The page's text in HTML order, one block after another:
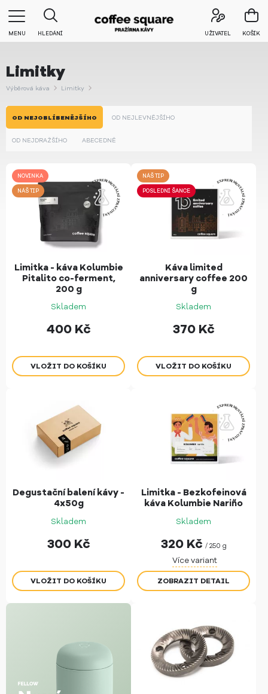
MENU HLEDÁNÍ UŽIVATEL KOŠÍK
Limitky
Výběrová káva Limitky
OD NEJOBLÍBENĚJŠÍHO OD NEJLEVNĚJŠÍHO
OD NEJDRAŽŠÍHO ABECEDNĚ
NOVINKA
NÁŠ TIP
Limitka - káva Kolumbie
Pitalito co-ferment,
200 g
Skladem
400 Kč
NÁŠ TIP
POSLEDNÍ ŠANCE
Káva limited
anniversary coffee 200
g
Skladem
370 Kč
Degustační balení kávy -
4x50g
Skladem
300 Kč
Limitka - Bezkofeinová
káva Kolumbie Nariño
Skladem
320 Kč / 250 g
Více variant
ZOBRAZIT DETAIL